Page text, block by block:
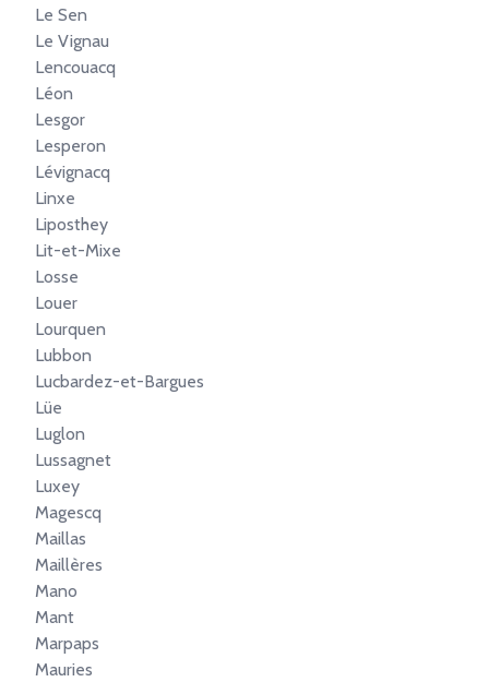
Le Sen
Le Vignau
Lencouacq
Léon
Lesgor
Lesperon
Lévignacq
Linxe
Liposthey
Lit-et-Mixe
Losse
Louer
Lourquen
Lubbon
Lucbardez-et-Bargues
Lüe
Luglon
Lussagnet
Luxey
Magescq
Maillas
Maillères
Mano
Mant
Marpaps
Mauries